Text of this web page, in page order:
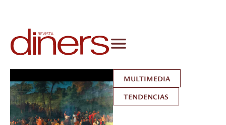
MULTIMEDIA
TENDENCIAS